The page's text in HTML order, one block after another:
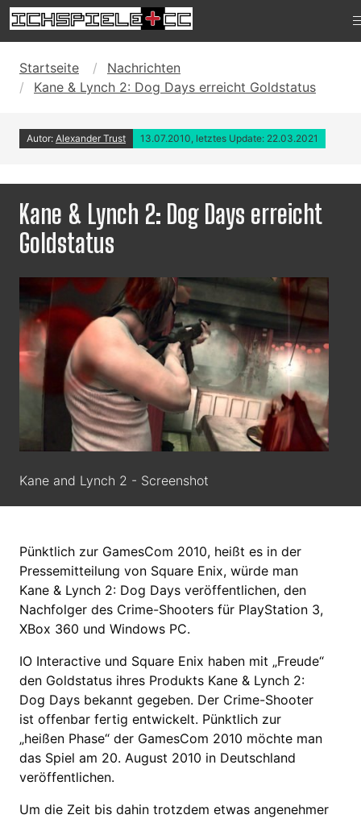
Startseite
Nachrichten
Kane & Lynch 2: Dog Days erreicht Goldstatus
Autor: Alexander Trust 13.07.2010, letztes Update: 22.03.2021
Kane & Lynch 2: Dog Days erreicht
Goldstatus
Kane and Lynch 2 - Screenshot
Pünktlich zur GamesCom 2010, heißt es in der
Pressemitteilung von Square Enix, würde man
Kane & Lynch 2: Dog Days veröffentlichen, den
Nachfolger des Crime-Shooters für PlayStation 3,
XBox 360 und Windows PC.
IO Interactive und Square Enix haben mit „Freude“
den Goldstatus ihres Produkts Kane & Lynch 2:
Dog Days bekannt gegeben. Der Crime-Shooter
ist offenbar fertig entwickelt. Pünktlich zur
„heißen Phase“ der GamesCom 2010 möchte man
das Spiel am 20. August 2010 in Deutschland
veröffentlichen.
Um die Zeit bis dahin trotzdem etwas angenehmer